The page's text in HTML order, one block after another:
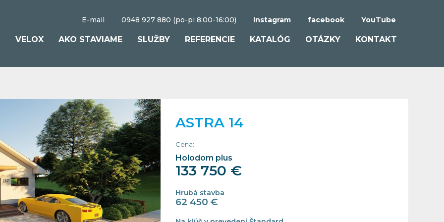
VELOX AKO STAVIAME SLUŽBY REFERENCIE KATALÓG OTÁZKY KONTAKT
E-mail 0948 927 880 (po-pi 8:00-16:00) Instagram facebook YouTube
ASTRA 14
Cena:
Holodom plus
133 750 €
Hrubá stavba
62 450 €